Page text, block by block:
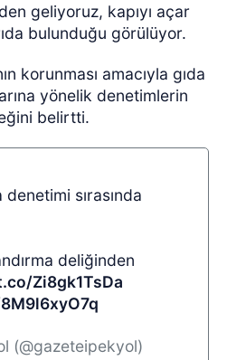
geliyoruz, kapıyı açar
bulunduğu görülüyor.
korunması amacıyla gıda
yönelik denetimlerin
belirtti.
denetimi sırasında
deliğinden
Zi8gk1TsDa
(@gazeteipekyol)